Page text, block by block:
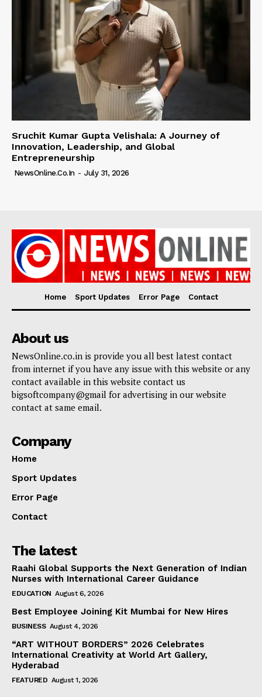
Sruchit Kumar Gupta Velishala: A Journey of
Innovation, Leadership, and Global
Entrepreneurship
NewsOnline.co.in - July 31, 2026
Home Sport Updates Error Page Contact
About us
NewsOnline.co.in is provide you all best latest contact
from internet if you have any issue with this website or any
contact available in this website contact us
bigsoftcompany@gmail for advertising in our website
contact at same email.
Company
Home
Sport Updates
Error Page
Contact
The latest
Raahi Global Supports the Next Generation of Indian
Nurses with International Career Guidance
EDUCATION August 6, 2026
Best Employee Joining Kit Mumbai for New Hires
BUSINESS August 4, 2026
“ART WITHOUT BORDERS” 2026 Celebrates
International Creativity at World Art Gallery,
Hyderabad
FEATURED August 1, 2026